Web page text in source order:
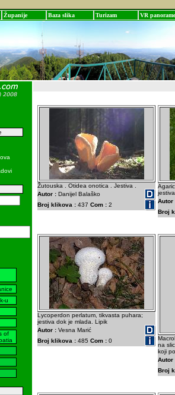
Županije Baza slika Turizam VR panorame
u
of
Žutouska . Otidea onotica . Jestiva .
Autor : Danijel Balaško
Broj klikova : 437 Com : 2
Autor
Broj
Lycoperdon perlatum, tikvasta puhara;
jestiva dok je mlada. Lipik
Autor : Vesna Marić
Broj klikova : 485 Com : 0
na
koji
Autor
Broj